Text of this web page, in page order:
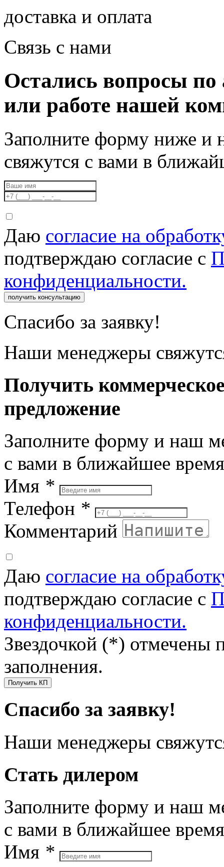
доставка и оплата
Связь с нами
Остались вопросы по
или работе нашей
Заполните форму ниже и
свяжутся с вами в
Даю согласие на
подтверждаю согласие с
конфиденциальности.
получить консультацию
Спасибо за заявку!
Наши менеджеры
Получить
предложение
Заполните форму и наш
с вами в ближайшее время
Имя *
Телефон *
Комментарий
Даю согласие на
подтверждаю согласие с
конфиденциальности.
Звездочкой (*) отмечены
заполнения.
Получить КП
Спасибо за заявку!
Наши менеджеры
Стать дилером
Заполните форму и наш
с вами в ближайшее время
Имя *